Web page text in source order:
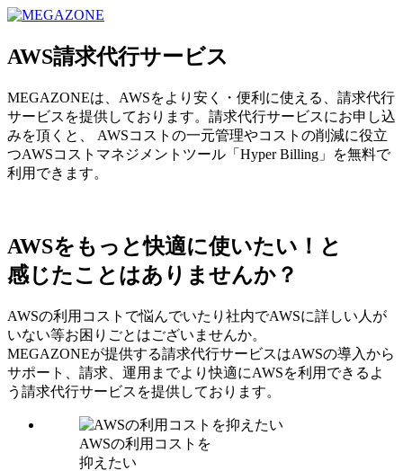
AWS請求代行サービス
MEGAZONEは、AWSをより安く・便利に使える、請求代行
サービスを提供しております。請求代行サービスにお申し込
みを頂くと、 AWSコストの一元管理やコストの削減に役立
つAWSコストマネジメントツール「Hyper Billing」を無料で
利用できます。
AWSをもっと快適に使いたい！と
感じたことはありませんか？
AWSの利用コストで悩んでいたり社内でAWSに詳しい人が
いない等お困りごとはございませんか。
MEGAZONEが提供する請求代行サービスはAWSの導入から
サポート、請求、運用までより快適にAWSを利用できるよ
う請求代行サービスを提供しております。
AWSの利用コストを
抑えたい